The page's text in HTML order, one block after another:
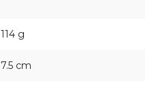
114 g
7.5 cm